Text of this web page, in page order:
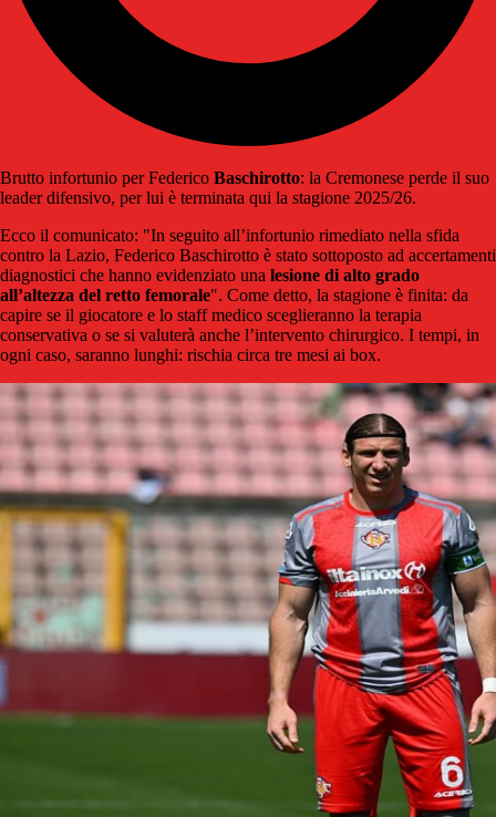
Brutto infortunio per Federico Baschirotto: la Cremonese perde il suo
leader difensivo, per lui è terminata qui la stagione 2025/26.
Ecco il comunicato: "In seguito all’infortunio rimediato nella sfida
contro la Lazio, Federico Baschirotto è stato sottoposto ad accertamenti
diagnostici che hanno evidenziato una lesione di alto grado
all’altezza del retto femorale". Come detto, la stagione è finita: da
capire se il giocatore e lo staff medico sceglieranno la terapia
conservativa o se si valuterà anche l’intervento chirurgico. I tempi, in
ogni caso, saranno lunghi: rischia circa tre mesi ai box.